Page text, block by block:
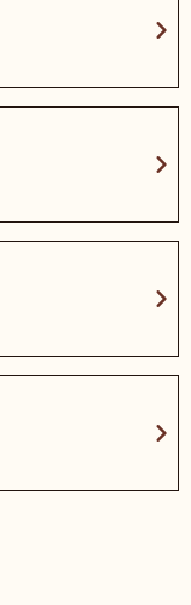
chevron_right
chevron_right
chevron_right
chevron_right